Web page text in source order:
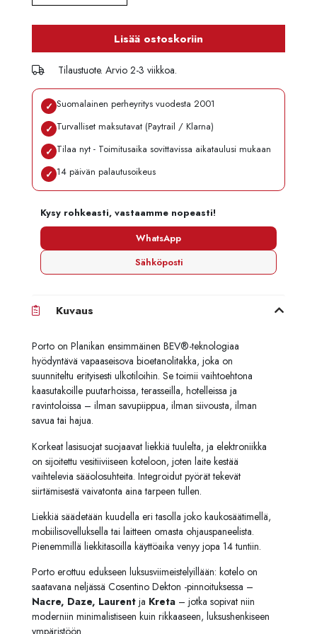
Lisää ostoskoriin
Tilaustuote. Arvio 2-3 viikkoa.
✓ Suomalainen perheyritys vuodesta 2001
✓ Turvalliset maksutavat (Paytrail / Klarna)
✓ Tilaa nyt - Toimitusaika sovittavissa aikataulusi mukaan
✓ 14 päivän palautusoikeus
Kysy rohkeasti, vastaamme nopeasti!
WhatsApp
Sähköposti
Kuvaus
Porto on Planikan ensimmäinen BEV®-teknologiaa
hyödyntävä vapaaseisova bioetanolitakka, joka on
suunniteltu erityisesti ulkotiloihin. Se toimii vaihtoehtona
kaasutakoille puutarhoissa, terasseilla, hotelleissa ja
ravintoloissa – ilman savupiippua, ilman siivousta, ilman
savua tai hajua.
Korkeat lasisuojat suojaavat liekkiä tuulelta, ja elektroniikka
on sijoitettu vesitiiviiseen koteloon, joten laite kestää
vaihtelevia sääolosuhteita. Integroidut pyörät tekevät
siirtämisestä vaivatonta aina tarpeen tullen.
Liekkiä säädetään kuudella eri tasolla joko kaukosäätimellä,
mobiilisovelluksella tai laitteen omasta ohjauspaneelista.
Pienemmillä liekkitasoilla käyttöaika venyy jopa 14 tuntiin.
Porto erottuu edukseen luksusviimeistelyillään: kotelo on
saatavana neljässä Cosentino Dekton -pinnoituksessa –
Nacre, Daze, Laurent ja Kreta – jotka sopivat niin
moderniin minimalistiseen kuin rikkaaseen, luksushenkiseen